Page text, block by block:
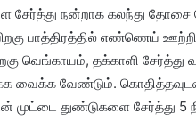
சேர்த்து நன்றாக கலந்து தோசை
பாத்திரத்தில் எண்ணெய் ஊற்றி
வெங்காயம், தக்காளி சேர்த்து
வேண்டும்.
முட்டை துண்டுகளை சேர்த்து 5